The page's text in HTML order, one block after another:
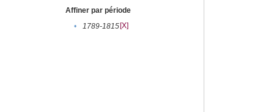
Affiner par période
•
1789-1815[X]